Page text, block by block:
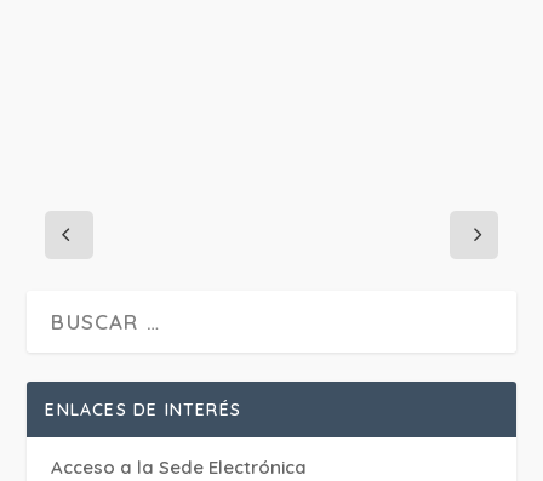
ENLACES DE INTERÉS
Acceso a la Sede Electrónica